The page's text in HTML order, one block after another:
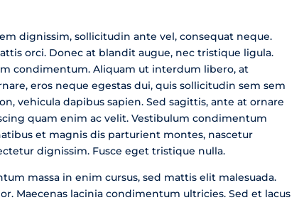
dignissim, sollicitudin ante vel, consequat neque.
orci. Donec at blandit augue, nec tristique ligula.
condimentum. Aliquam ut interdum libero, at
eros neque egestas dui, quis sollicitudin sem sem
vehicula dapibus sapien. Sed sagittis, ante at ornare
quam enim ac velit. Vestibulum condimentum
et magnis dis parturient montes, nascetur
dignissim. Fusce eget tristique nulla.
massa in enim cursus, sed mattis elit malesuada.
Maecenas lacinia condimentum ultricies. Sed et lacus